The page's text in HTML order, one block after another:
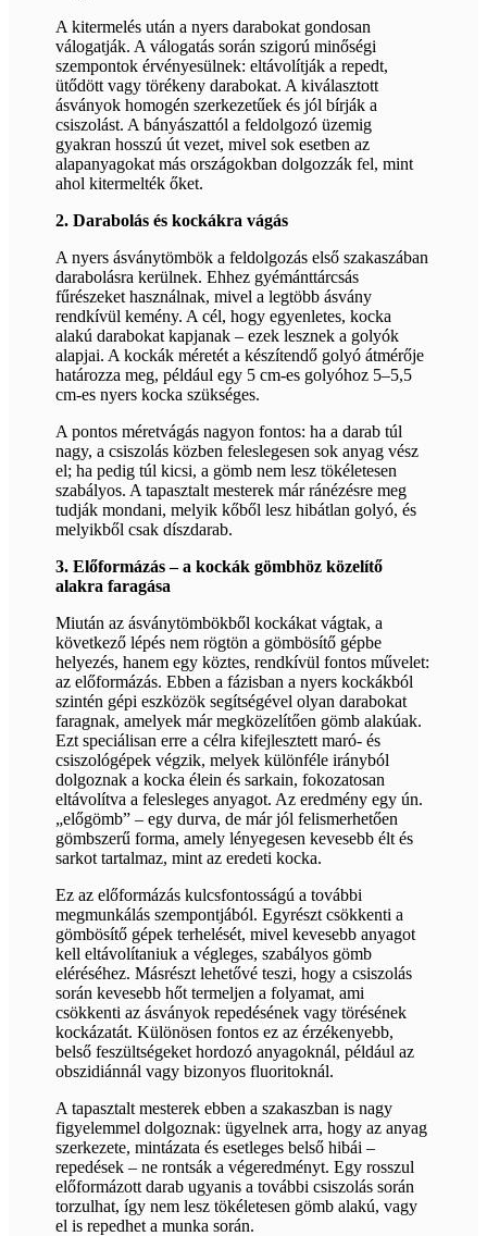
A kitermelés után a nyers darabokat gondosan
válogatják. A válogatás során szigorú minőségi
szempontok érvényesülnek: eltávolítják a repedt,
ütődött vagy törékeny darabokat. A kiválasztott
ásványok homogén szerkezetűek és jól bírják a
csiszolást. A bányászattól a feldolgozó üzemig
gyakran hosszú út vezet, mivel sok esetben az
alapanyagokat más országokban dolgozzák fel, mint
ahol kitermelték őket.
2. Darabolás és kockákra vágás
A nyers ásványtömbök a feldolgozás első szakaszában
darabolásra kerülnek. Ehhez gyémánttárcsás
fűrészeket használnak, mivel a legtöbb ásvány
rendkívül kemény. A cél, hogy egyenletes, kocka
alakú darabokat kapjanak – ezek lesznek a golyók
alapjai. A kockák méretét a készítendő golyó átmérője
határozza meg, például egy 5 cm-es golyóhoz 5–5,5
cm-es nyers kocka szükséges.
A pontos méretvágás nagyon fontos: ha a darab túl
nagy, a csiszolás közben feleslegesen sok anyag vész
el; ha pedig túl kicsi, a gömb nem lesz tökéletesen
szabályos. A tapasztalt mesterek már ránézésre meg
tudják mondani, melyik kőből lesz hibátlan golyó, és
melyikből csak díszdarab.
3. Előformázás – a kockák gömbhöz közelítő
alakra faragása
Miután az ásványtömbökből kockákat vágtak, a
következő lépés nem rögtön a gömbösítő gépbe
helyezés, hanem egy köztes, rendkívül fontos művelet:
az előformázás. Ebben a fázisban a nyers kockákból
szintén gépi eszközök segítségével olyan darabokat
faragnak, amelyek már megközelítően gömb alakúak.
Ezt speciálisan erre a célra kifejlesztett maró- és
csiszológépek végzik, melyek különféle irányból
dolgoznak a kocka élein és sarkain, fokozatosan
eltávolítva a felesleges anyagot. Az eredmény egy ún.
„előgömb” – egy durva, de már jól felismerhetően
gömbszerű forma, amely lényegesen kevesebb élt és
sarkot tartalmaz, mint az eredeti kocka.
Ez az előformázás kulcsfontosságú a további
megmunkálás szempontjából. Egyrészt csökkenti a
gömbösítő gépek terhelését, mivel kevesebb anyagot
kell eltávolítaniuk a végleges, szabályos gömb
eléréséhez. Másrészt lehetővé teszi, hogy a csiszolás
során kevesebb hőt termeljen a folyamat, ami
csökkenti az ásványok repedésének vagy törésének
kockázatát. Különösen fontos ez az érzékenyebb,
belső feszültségeket hordozó anyagoknál, például az
obszidiánnál vagy bizonyos fluoritoknál.
A tapasztalt mesterek ebben a szakaszban is nagy
figyelemmel dolgoznak: ügyelnek arra, hogy az anyag
szerkezete, mintázata és esetleges belső hibái –
repedések – ne rontsák a végeredményt. Egy rosszul
előformázott darab ugyanis a további csiszolás során
torzulhat, így nem lesz tökéletesen gömb alakú, vagy
el is repedhet a munka során.